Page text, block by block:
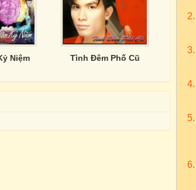
Niệm Tình Đêm Phố Cũ